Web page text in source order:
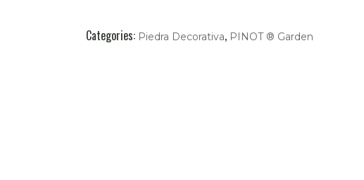
Categories: Piedra Decorativa, PINOT ® Garden